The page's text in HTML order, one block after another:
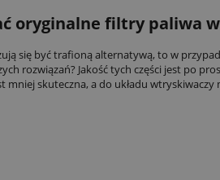
oryginalne filtry paliwa
się być trafioną alternatywą, to w
rozwiązań? Jakość tych części jest po
skuteczna, a do układu